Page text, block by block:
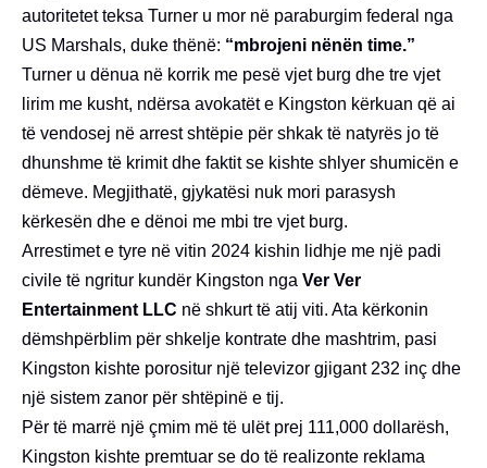
autoritetet teksa Turner u mor në paraburgim federal nga
US Marshals, duke thënë: “mbrojeni nënën time.”
Turner u dënua në korrik me pesë vjet burg dhe tre vjet
lirim me kusht, ndërsa avokatët e Kingston kërkuan që ai
të vendosej në arrest shtëpie për shkak të natyrës jo të
dhunshme të krimit dhe faktit se kishte shlyer shumicën e
dëmeve. Megjithatë, gjykatësi nuk mori parasysh
kërkesën dhe e dënoi me mbi tre vjet burg.
Arrestimet e tyre në vitin 2024 kishin lidhje me një padi
civile të ngritur kundër Kingston nga Ver Ver
Entertainment LLC në shkurt të atij viti. Ata kërkonin
dëmshpërblim për shkelje kontrate dhe mashtrim, pasi
Kingston kishte porositur një televizor gjigant 232 inç dhe
një sistem zanor për shtëpinë e tij.
Për të marrë një çmim më të ulët prej 111,000 dollarësh,
Kingston kishte premtuar se do të realizonte reklama